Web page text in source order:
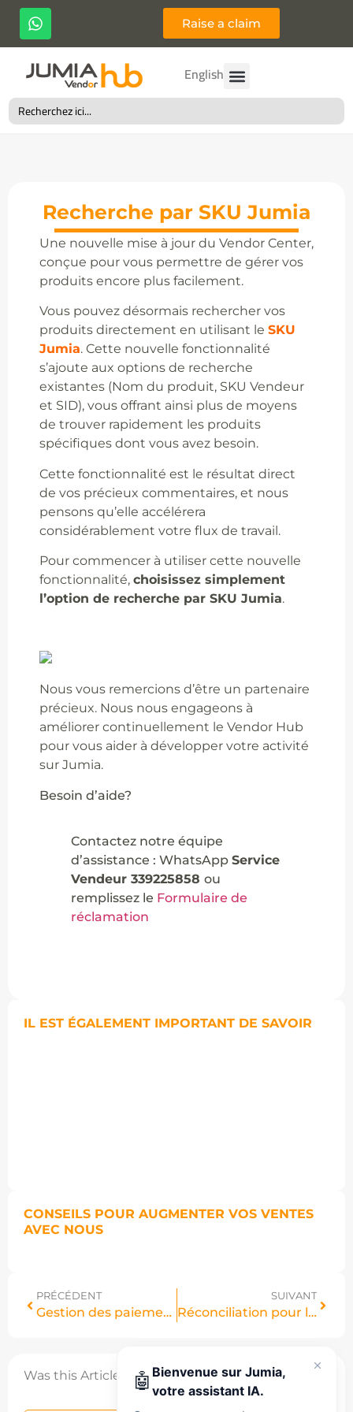
Raise a claim
English
Search
for:
Recherche par SKU Jumia
Une nouvelle mise à jour du Vendor Center,
conçue pour vous permettre de gérer vos
produits encore plus facilement.
Vous pouvez désormais rechercher vos
produits directement en utilisant le SKU
Jumia. Cette nouvelle fonctionnalité
s’ajoute aux options de recherche
existantes (Nom du produit, SKU Vendeur
et SID), vous offrant ainsi plus de moyens
de trouver rapidement les produits
spécifiques dont vous avez besoin.
Cette fonctionnalité est le résultat direct
de vos précieux commentaires, et nous
pensons qu’elle accélérera
considérablement votre flux de travail.
Pour commencer à utiliser cette nouvelle
fonctionnalité, choisissez simplement
l’option de recherche par SKU Jumia.
Nous vous remercions d’être un partenaire
précieux. Nous nous engageons à
améliorer continuellement le Vendor Hub
pour vous aider à développer votre activité
sur Jumia.
Besoin d’aide?
Contactez notre équipe
d’assistance : WhatsApp Service
Vendeur 339225858 ou
remplissez le Formulaire de
réclamation
IL EST ÉGALEMENT IMPORTANT DE SAVOIR
CONSEILS POUR AUGMENTER VOS VENTES
AVEC NOUS
PRÉCÉDENT
Gestion des paiements améliorée dans votre Centre Vendeur !
SUIVANT
Réconciliation pour les vendeurs
Was this Article helpful?